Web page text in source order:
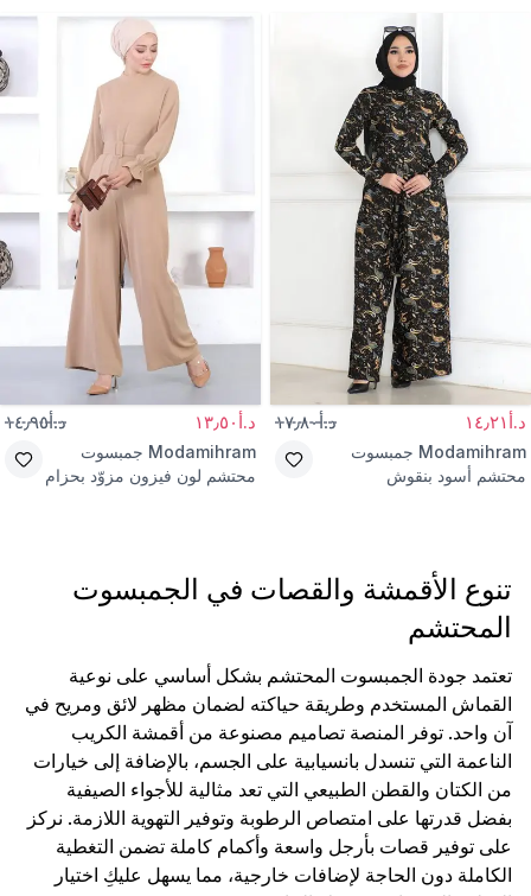
د.أ١٤٫٢١ د.أ١٧٫٨٠
Modamihram جمبسوت
محتشم أسود بنقوش
د.أ١٣٫٥٠ د.أ١٤٫٩٥
Modamihram جمبسوت
محتشم لون فيزون مزوّد بحزام
تنوع الأقمشة والقصات في الجمبسوت
المحتشم
تعتمد جودة الجمبسوت المحتشم بشكل أساسي على نوعية
القماش المستخدم وطريقة حياكته لضمان مظهر لائق ومريح في
آن واحد. توفر المنصة تصاميم مصنوعة من أقمشة الكريب
الناعمة التي تنسدل بانسيابية على الجسم، بالإضافة إلى خيارات
من الكتان والقطن الطبيعي التي تعد مثالية للأجواء الصيفية
بفضل قدرتها على امتصاص الرطوبة وتوفير التهوية اللازمة. نركز
على توفير قصات بأرجل واسعة وأكمام كاملة تضمن التغطية
الكاملة دون الحاجة لإضافات خارجية، مما يسهل عليكِ اختيار